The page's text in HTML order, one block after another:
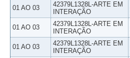
01 AO 03
42379L1328L-ARTE EM
INTERAÇÃO
01 AO 03
42379L1328L-ARTE EM
INTERAÇÃO
01 AO 03
42379L1328L-ARTE EM
INTERAÇÃO